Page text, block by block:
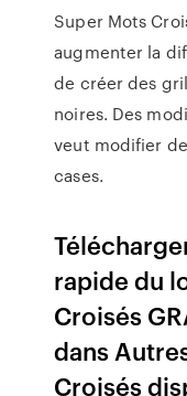
Super Mots
augmenter la
de créer des
noires. Des
veut modifier
cases.
rapide du
Croisés
dans
Croisés